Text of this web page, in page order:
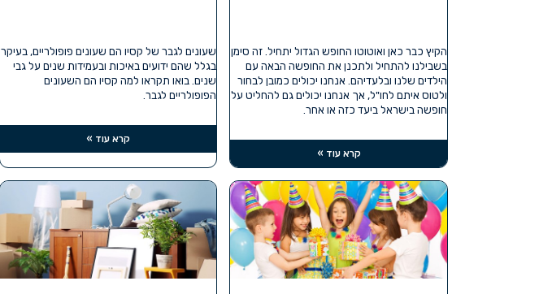
הקיץ כבר כאן ואוטוטו החופש הגדול יתחיל. זה סימן
בשבילנו להתחיל ולתכנן את החופשה הבאה עם
הילדים שלנו ובלעדיהם. אנחנו יכולים כמובן לבחור
ולטוס איתם לחו"ל, אך אנחנו יכולים גם להחליט על
חופשה בישראל ביעד כזה או אחר.
קרא עוד »
שעונים לגבר של קסיו הם שעונים פופולריים, בעיקר
בגלל שהם ידועים באיכות ובעמידות שנים על גבי
שנים. בואו תקראו למה קסיו הם השעונים
הפופולריים לגבר.
קרא עוד »